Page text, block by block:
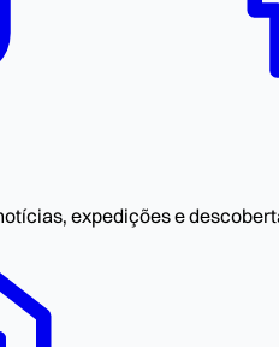
expedições e